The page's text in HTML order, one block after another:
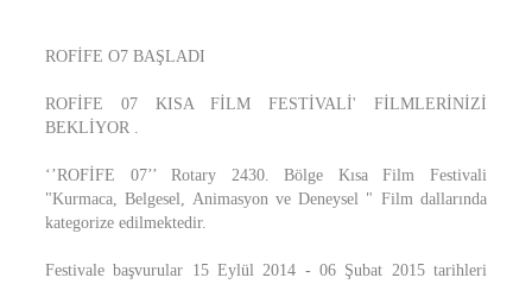
ROFİFE O7 BAŞLADI
ROFİFE 07 KISA FİLM FESTİVALİ' FİLMLERİNİZİ
BEKLİYOR .
‘’ROFİFE 07’’ Rotary 2430. Bölge Kısa Film Festivali
"Kurmaca, Belgesel, Animasyon ve Deneysel " Film dallarında
kategorize edilmektedir.
Festivale başvurular 15 Eylül 2014 - 06 Şubat 2015 tarihleri